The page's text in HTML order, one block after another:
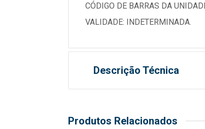
CÓDIGO DE BARRAS DA
VALIDADE: INDETERMINADA.
Descrição Técnica
Produtos Relacionados